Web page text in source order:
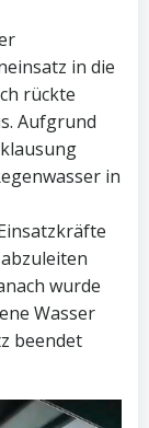
in die
rückte
Aufgrund
in
wurde
Wasser
beendet